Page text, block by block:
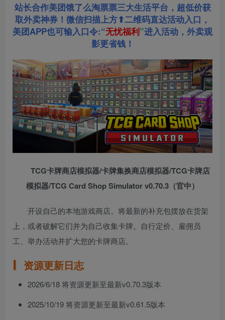
站长合作美团饿了么淘票票三大生活平台，超低价获
取外卖神券！微信扫描上方⬆二维码直达活动入口，
美团APP也可输入口令:“无忧福利”进入活动，外卖观
影更省钱！
TCG卡牌商店模拟器/卡牌集换商店模拟器/TCG卡牌店
模拟器/TCG Card Shop Simulator v0.70.3（官中）
开设自己的本地游戏商店。将最新的补充包摆放在货架
上，或者破解它们并为自己收集卡牌。自行定价、雇佣员
工、举办活动并扩大您的卡牌商店。
资源更新日志
2026/6/18 将资源更新至最新v0.70.3版本
2025/10/19 将资源更新至最新v0.61.5版本